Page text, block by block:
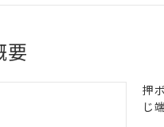
要
押
じ